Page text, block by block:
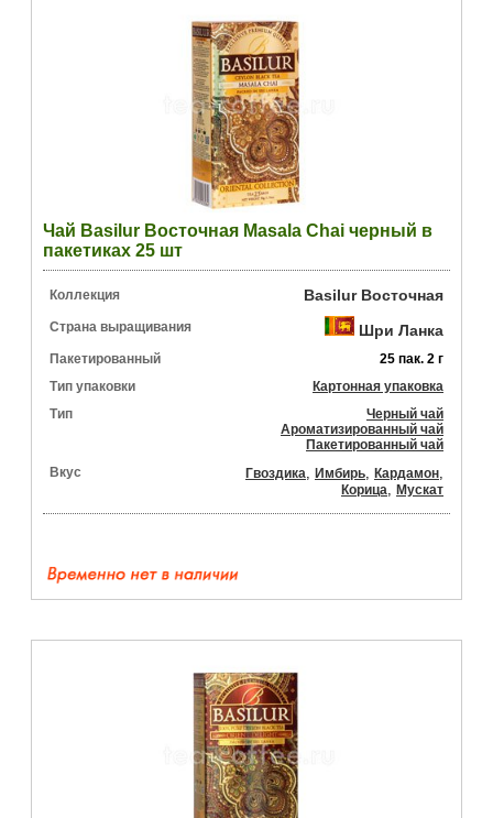
Чай Basilur Восточная Masala Chai черный в
пакетиках 25 шт
Коллекция Basilur Восточная
Страна выращивания Шри Ланка
Пакетированный
25 пак. 2 г
Тип упаковки
Картонная упаковка
Тип
Черный чай
Ароматизированный чай
Пакетированный чай
Вкус
Гвоздика, Имбирь, Кардамон,
Корица, Мускат